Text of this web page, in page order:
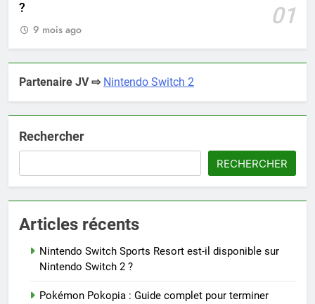
?
01
9 mois ago
Partenaire JV ⇨ Nintendo Switch 2
Rechercher
RECHERCHER
Articles récents
Nintendo Switch Sports Resort est-il disponible sur
Nintendo Switch 2 ?
Pokémon Pokopia : Guide complet pour terminer